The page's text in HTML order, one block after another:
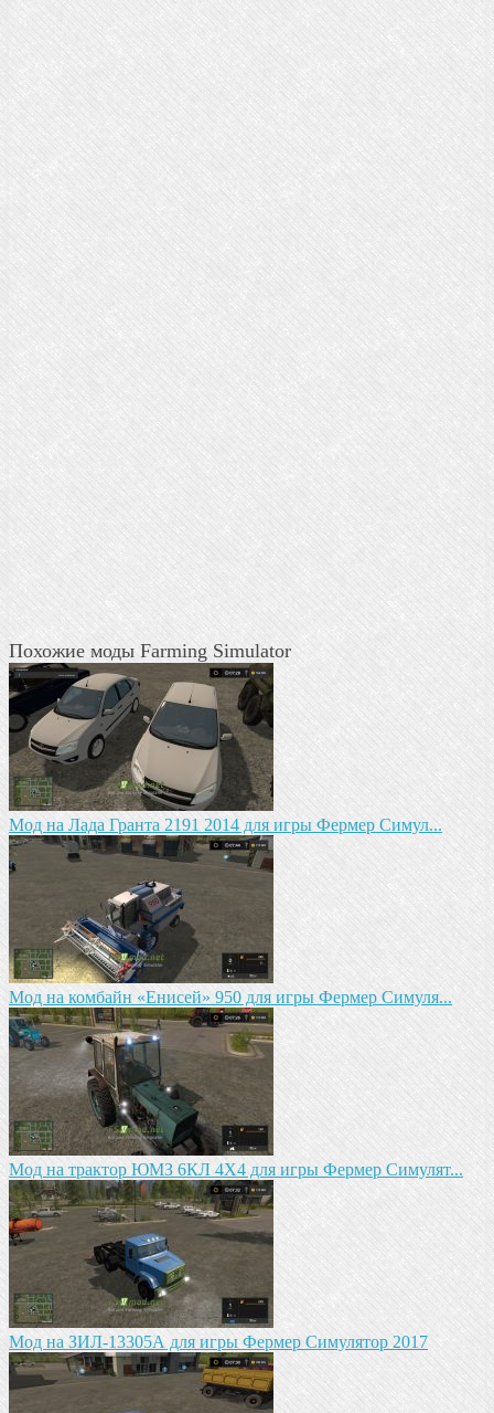
Похожие моды Farming Simulator
Мод на Лада Гранта 2191 2014 для игры Фермер Симул...
Мод на комбайн «Енисей» 950 для игры Фермер Симуля...
Мод на трактор ЮМЗ 6КЛ 4X4 для игры Фермер Симулят...
Мод на ЗИЛ-13305А для игры Фермер Симулятор 2017